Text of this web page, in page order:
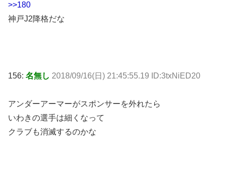
>>180
神戸J2降格だな
156: 名無し 2018/09/16(日) 21:45:55.19 ID:3txNiED20
アンダーアーマーがスポンサーを外れたら
いわきの選手は細くなって
クラブも消滅するのかな